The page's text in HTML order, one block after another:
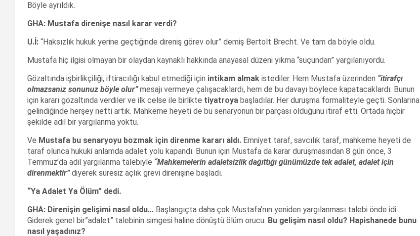
Böyle ayrıldık.
GHA: Mustafa direnişe nasıl karar verdi?
U. İ: “Haksızlık hukuk yerine geçtiğinde direniş görev olur” demiş Bertolt Brecht. Ve tam da böyle oldu.
Mustafa hiç ilgisi olmayan bir olaydan kaynaklı hakkında anayasal düzeni yıkma “suçundan” yargılanıyordu.
Gözaltında işbirlikçiliği, iftiracılığı kabul etmediği için intikam almak istediler. Hem Mustafa üzerinden “itirafçı
olmazsanız sonunuz böyle olur”mesajı vermeye çalışacaklardı, hem de bu davayı böylece kapatacaklardı. Bunun
için kararı gözaltında verdiler ve ilk celse ile birlikte tiyatroya başladılar. Her duruşma formaliteyle geçti. Sonlarına
gelindiğinde herşey netti artık. Mahkeme heyeti de bu senaryonun bir parçası olduğunu itiraf etti. Ortada hiçbir
şekilde adil bir yargılanma yoktu.
Ve Mustafa bu senaryoyu bozmak için direnme kararı aldı. Emniyet taraf, savcılık taraf, mahkeme heyeti de
taraf olunca hukuki anlamda adalet yolu kapandı. Bunun için Mustafa da karar duruşmasından 8 gün önce, 3
Temmuz’da adil yargılanma talebiyle “Mahkemelerin adaletsizlik dağıttığı günümüzde tek adalet, adalet için
direnmektir”diyerek süresiz açlık grevi direnişine başladı.
“Ya Adalet Ya Ö üm” dedi.
GHA: Direnişin gelişimi nasıl oldu… Başlangıçta daha çok Mustafa’nın yeniden yargılanması talebi önde idi..
Giderek genel bir”adalet” talebinin simgesi haline dönüştü ölüm orucu. Bu gelişim nasıl oldu? Hapishanede bunu
nasıl yaşadınız?